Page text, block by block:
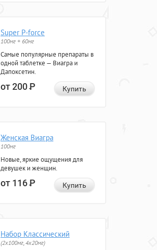
Super P-force
100мг + 60мг
Самые популярные препараты в
одной таблетке — Виагра и
Дапоксетин.
от 200Р Купить
Женская Виагра
100мг
Новые, яркие ощущения для
девушек и женщин.
от 116Р Купить
Набор Классический
(2x100мг, 4x20мг)